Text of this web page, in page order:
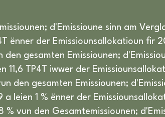
d'Emissioune sinn am
ënner der Emissiounsallokatioun fir
gesamten Emissiounen;
11,6 TP4T iwwer der
den gesamten Emissiounen;
leien 1 % ënner der
vun den Gesamtemissiounen;